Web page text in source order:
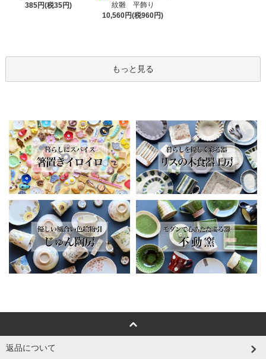
385円(税35円)
紋雛 平飾り
10,560円(税960円)
もっと見る
返品について